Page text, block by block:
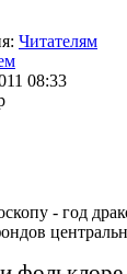
Читателям
08:33
- год